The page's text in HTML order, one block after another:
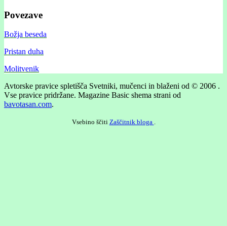
Povezave
Božja beseda
Pristan duha
Molitvenik
Avtorske pravice spletišča Svetniki, mučenci in blaženi od © 2006 .
Vse pravice pridržane. Magazine Basic shema strani od
bavotasan.com.
Vsebino ščiti Zaščitnik bloga .